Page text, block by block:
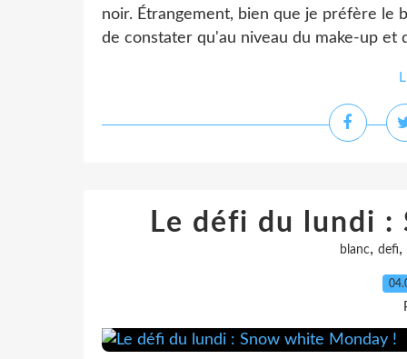
noir. Étrangement, bien que je préfère le
de constater qu'au niveau du make-up et
Le défi du lundi
blanc, defi,